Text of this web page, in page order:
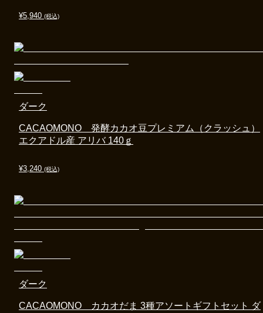
¥5,940 (税込)
¥3,240 (税込)
CACAOMONO 発酵カカオ豆プレミアム（クラッシュ）
エクアドル産 アリバ 140ｇ
ダーク
CACAOMONO カカオだま 3種アソートギフトセット ダ
ダーク